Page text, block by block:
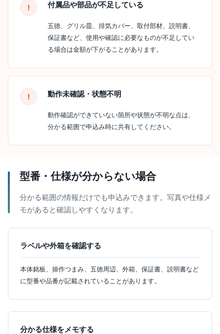
付属品や部品が不足している
五徳、グリル皿、排気カバー、取付部材、説明書、
保証書など、使用や確認に必要なものが不足してい
る場合は金額が下がることがあります。
動作未確認・状態不明
動作確認ができていない箇所や状態が不明な点は、
分かる範囲で申込み時に共有してください。
型番・仕様が分からない場合
分かる範囲の情報だけでも申込みできます。写真や仕様メ
モがあると確認しやすくなります。
ラベルや外箱を確認する
本体銘板、操作つまみ、五徳周辺、外箱、保証書、説明書など
に型番や品番が記載されていることがあります。
分かる仕様をメモする